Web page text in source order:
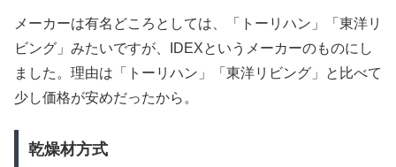
メーカーは有名どころとしては、「トーリハン」「東洋リ
ビング」みたいですが、IDEXというメーカーのものにし
ました。理由は「トーリハン」「東洋リビング」と比べて
少し価格が安めだったから。
乾燥材方式